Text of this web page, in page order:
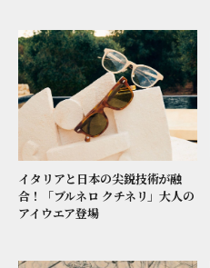
イタリアと日本の尖鋭技術が融
合！「ブルネロ クチネリ」大人の
アイウエア登場